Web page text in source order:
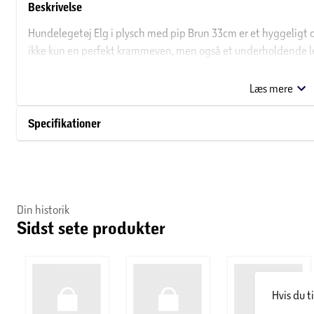
Beskrivelse
Hundelegetøj Elg i plysch med pip Brun 33cm er et
ikke kun en perfekt krammeven, men også et
kan modstå både leg og sjov. Perfekt til at stimulereLæs mere
Specifikationer
Din historik
Sidst sete produkter
Hvis du